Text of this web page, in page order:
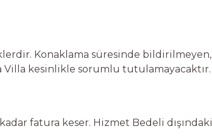
Konaklama süresinde bildirilmeyen,
Villa kesinlikle sorumlu tutulamayacaktır.
fatura keser. Hizmet Bedeli dışındaki